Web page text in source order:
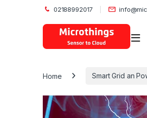
02188992017
Open
Home Smart Grid an